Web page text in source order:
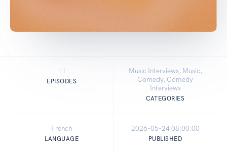
11
EPISODES
Music Interviews, Music,
Comedy, Comedy
Interviews
CATEGORIES
French
LANGUAGE
2026-05-24 08:00:00
PUBLISHED